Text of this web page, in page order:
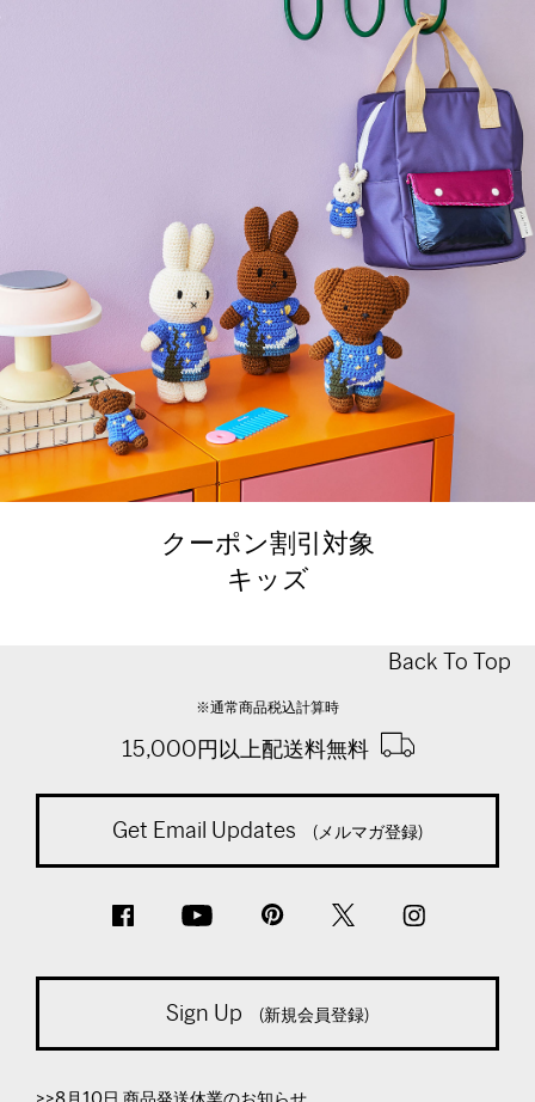
クーポン割引対象
キッズ
Back To Top
※通常商品税込計算時
15,000円以上配送料無料
Get Email Updates (メルマガ登録)
Sign Up (新規会員登録)